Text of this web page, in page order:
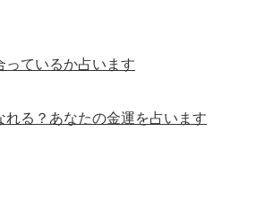
っているか占います
れる？あなたの金運を占います